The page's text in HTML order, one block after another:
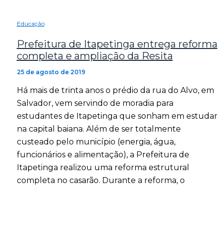
Educação
Prefeitura de Itapetinga entrega reforma
completa e ampliação da Resita
25 de agosto de 2019
Há mais de trinta anos o prédio da rua do Alvo, em
Salvador, vem servindo de moradia para
estudantes de Itapetinga que sonham em estudar
na capital baiana. Além de ser totalmente
custeado pelo município (energia, água,
funcionários e alimentação), a Prefeitura de
Itapetinga realizou uma reforma estrutural
completa no casarão. Durante a reforma, o